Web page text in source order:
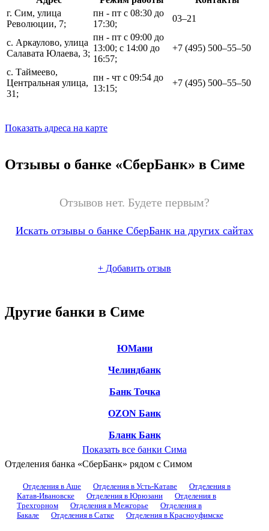
г. Сим, улица
Революции, 7;
пн - пт с 08:30 до
17:30;
03‒21
с. Аркаулово, улица
Салавата Юлаева, 3;
пн - пт с 09:00 до
13:00; с 14:00 до
16:57;
+7 (495) 500‒55‒50
с. Таймеево,
Центральная улица,
31;
пн - чт с 09:54 до
13:15;
+7 (495) 500‒55‒50
Показать адреса на карте
Отзывы о банке «СберБанк» в Симе
Отзывов нет. Будете первым?
Искать отзывы о банке СберБанк на других сайтах
+ Добавить отзыв
Другие банки в Симе
ЮМани
Челиндбанк
Банк Точка
OZON Банк
Бланк Банк
Показать все банки Сима
Отделения банка «СберБанк» рядом с Симом
Отделения в Аше Отделения в Усть-Катаве
Отделения в
Катав-Ивановске
Отделения в Юрюзани
Отделения в
Трехгорном
Отделения в Межгорье
Отделения в
Бакале
Отделения в Сатке Отделения в Красноуфимске